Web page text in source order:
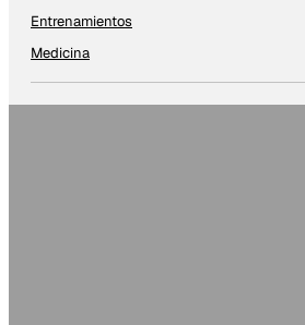
Entrenamientos
Medicina